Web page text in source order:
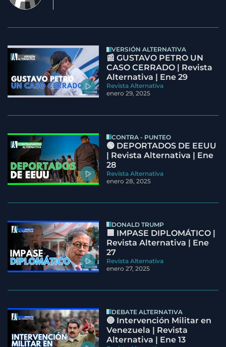
VERSIÓN ALTERNATIVA
📰 GUSTAVO PETRO UN
CASO CERRADO | Revista
Alternativa | Ene 29
Revista Alternativa
enero 29, 2025
CONTRA - PUNTEO
🟢 DEPORTADOS DE EEUU
| Revista Alternativa | Ene
28
Revista Alternativa
enero 28, 2025
DONALD TRUMP
🟦 IMPASE DIPLOMÁTICO |
Revista Alternativa | Ene
27
Revista Alternativa
enero 27, 2025
DEBATE ALTERNATIVA
🔵 Intervención Militar en
Venezuela | Revista
Alternativa | Ene 13